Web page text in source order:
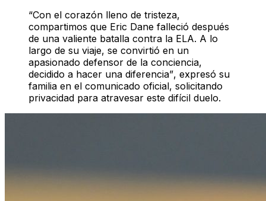
“Con el corazón lleno de tristeza,
compartimos que Eric Dane falleció después
de una valiente batalla contra la ELA. A lo
largo de su viaje, se convirtió en un
apasionado defensor de la conciencia,
decidido a hacer una diferencia”, expresó su
familia en el comunicado oficial, solicitando
privacidad para atravesar este difícil duelo.